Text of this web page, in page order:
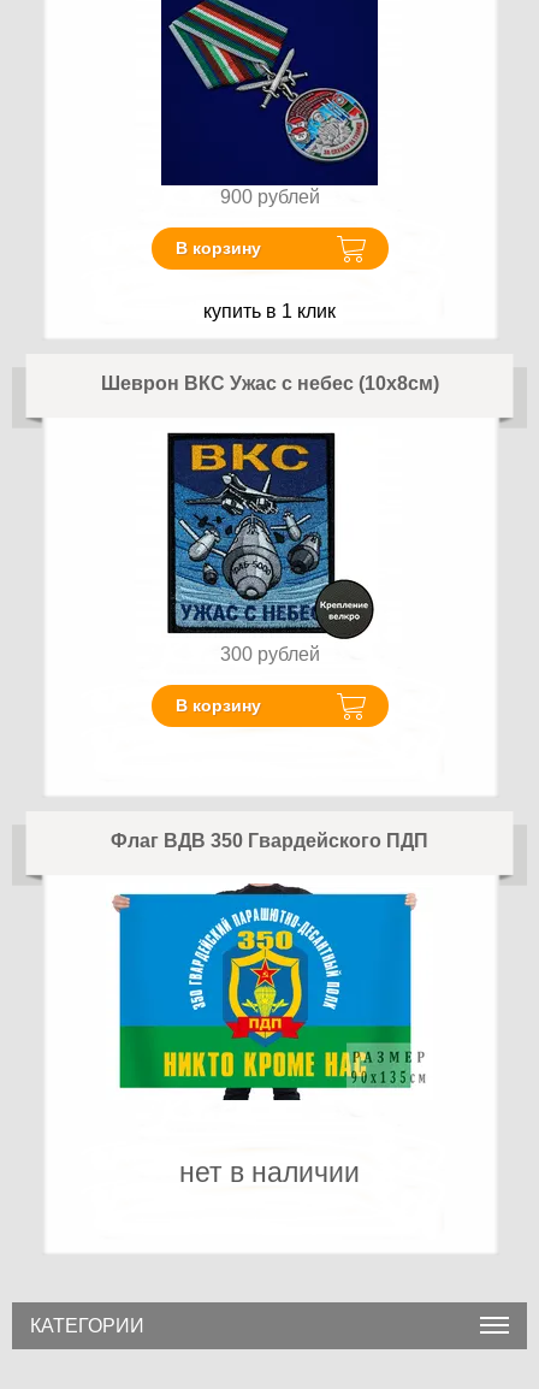
900 рублей
В корзину
купить в 1 клик
Шеврон ВКС Ужас с небес (10х8см)
300 рублей
В корзину
Флаг ВДВ 350 Гвардейского ПДП
нет в наличии
КАТЕГОРИИ